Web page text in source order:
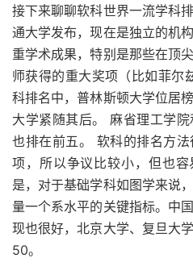
接下来聊聊软科世界一流学科
通大学发布，现在是独立的机
重学术成果，特别是那些在顶
师获得的重大奖项（比如菲尔
科排名中，普林斯顿大学位居
大学紧随其后。 麻省理工学
也排在前五。 软科的排名方
项，所以争议比较小，但也容
是，对于基础学科如图学来说
量一个系水平的关键指标。中
现也很好，北京大学、复旦大
50。